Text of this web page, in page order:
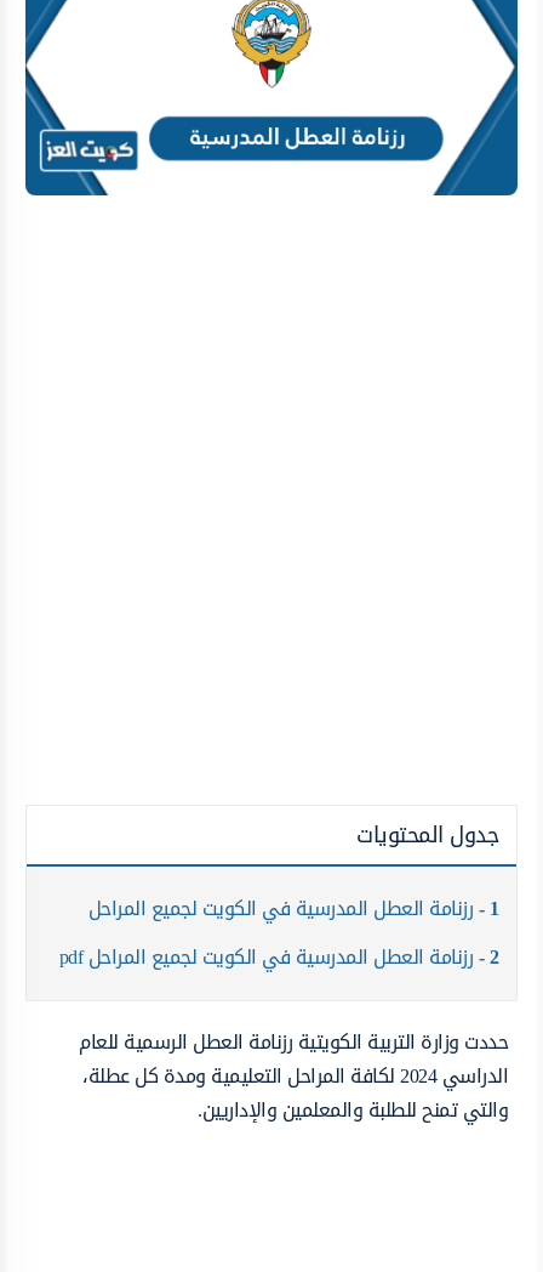
جدول المحتويات
1 رزنامة العطل المدرسية في الكويت لجميع المراحل
2 رزنامة العطل المدرسية في الكويت لجميع المراحل pdf
حددت وزارة التربية الكويتية رزنامة العطل الرسمية للعام
الدراسي 2024 لكافة المراحل التعليمية ومدة كل عطلة،
والتي تمنح للطلبة والمعلمين والإداريين.